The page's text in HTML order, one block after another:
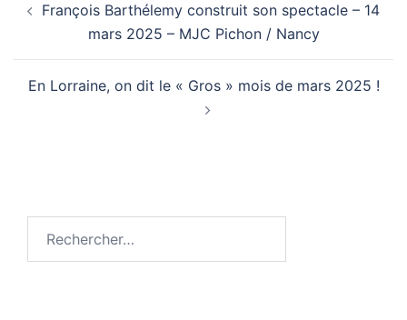
d’article
François Barthélemy construit son spectacle – 14
mars 2025 – MJC Pichon / Nancy
En Lorraine, on dit le « Gros » mois de mars 2025 !